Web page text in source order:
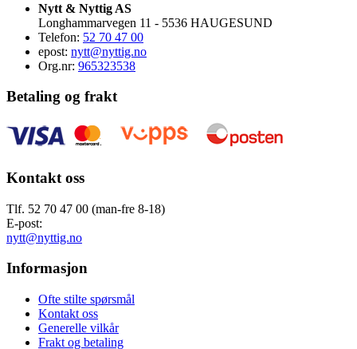
Nytt & Nyttig AS
Longhammarvegen 11 - 5536 HAUGESUND
Telefon: 52 70 47 00
epost: nytt@nyttig.no
Org.nr: 965323538
Betaling og frakt
Kontakt oss
Tlf. 52 70 47 00 (man-fre 8-18)
E-post:
nytt@nyttig.no
Informasjon
Ofte stilte spørsmål
Kontakt oss
Generelle vilkår
Frakt og betaling